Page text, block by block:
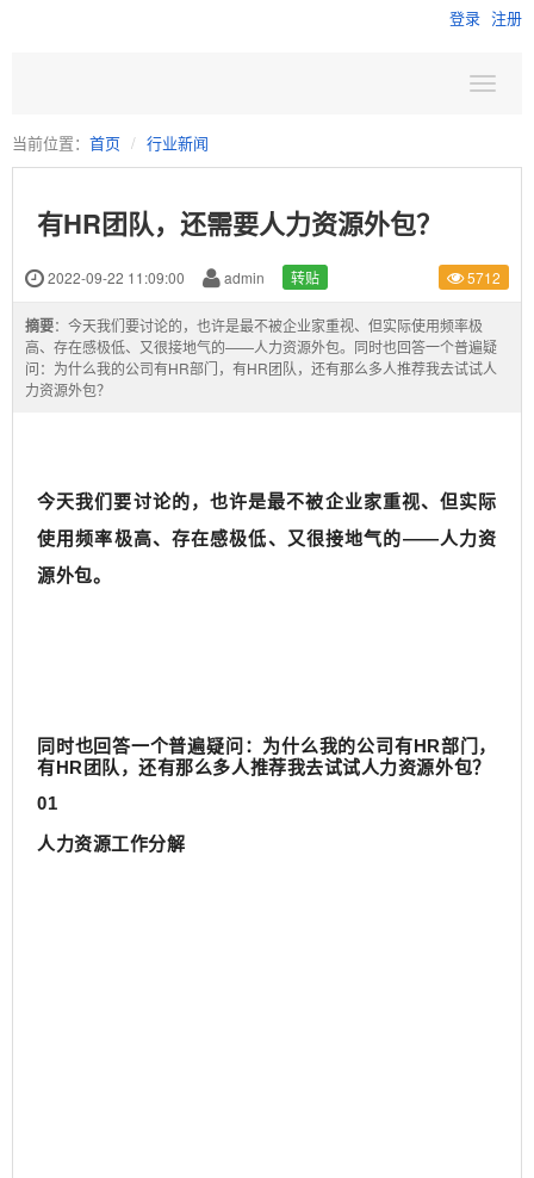
登录 注册
当前位置： 首页 行业新闻
有HR团队，还需要人力资源外包？
2022-09-22 11:09:00 admin 转贴 5712
摘要：今天我们要讨论的，也许是最不被企业家重视、但实际使用频率极
高、存在感极低、又很接地气的——人力资源外包。同时也回答一个普遍疑
问：为什么我的公司有HR部门，有HR团队，还有那么多人推荐我去试试人
力资源外包？
今天我们要讨论的，也许是最不被企业家重视、但实际
使用频率极高、存在感极低、又很接地气的——人力资
源外包。
同时也回答一个普遍疑问： 为什么我的公司有HR部门，
有HR团队，还有那么多人推荐我去试试人力资源外包？
01
人力资源工作分解